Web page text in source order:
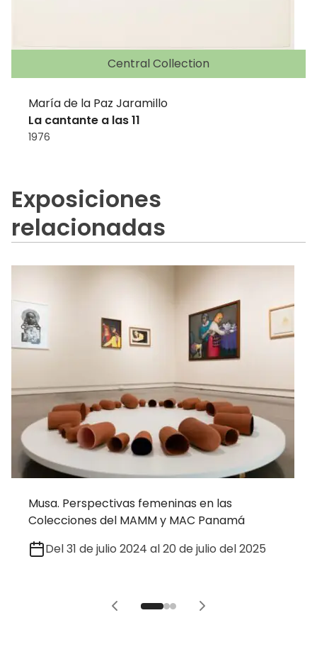
Central Collection
María de la Paz Jaramillo
La cantante a las 11
1976
Exposiciones
relacionadas
Musa. Perspectivas femeninas en las
Colecciones del MAMM y MAC Panamá
Del 31 de julio 2024 al 20 de julio del 2025